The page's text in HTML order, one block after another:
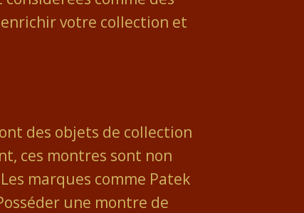
votre collection et
des objets de collection
ces montres sont non
marques comme Patek
une montre de